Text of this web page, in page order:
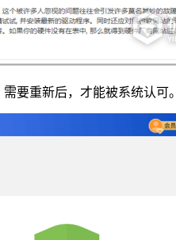
要重新后，才能被系统认可。